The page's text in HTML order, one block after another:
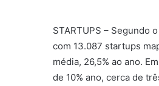
STARTUPS – Segundo
com 13.087 startups
média, 26,5% ao ano.
de 10% ano, cerca de